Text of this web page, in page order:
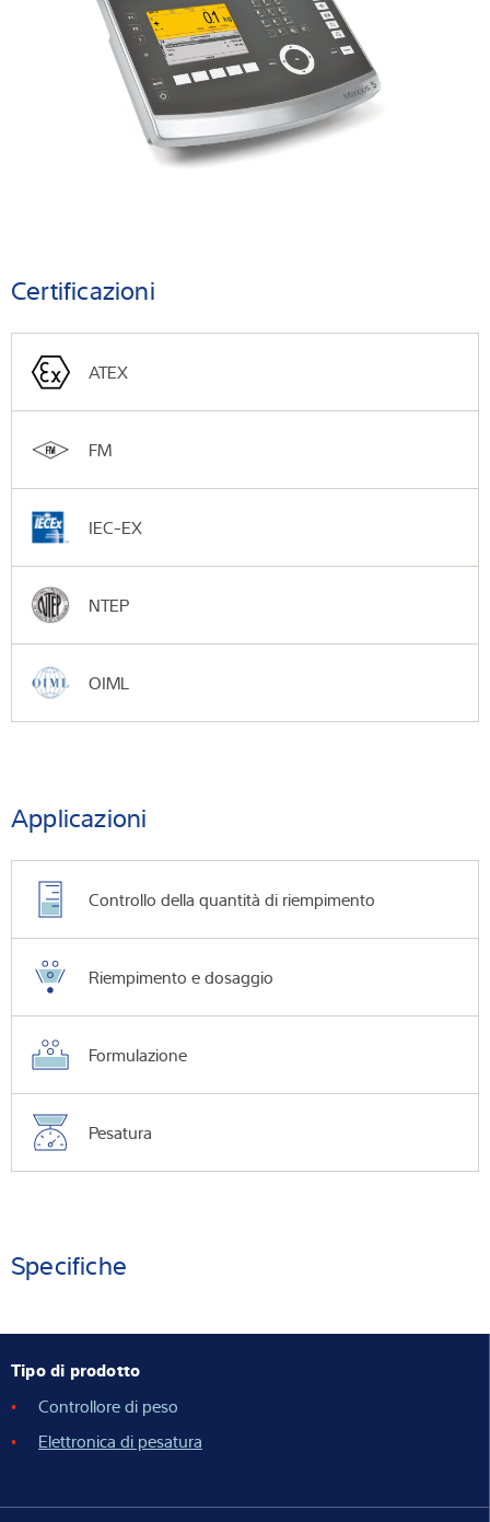
Certificazioni
ATEX
FM
IEC-EX
NTEP
OIML
Applicazioni
Controllo della quantità di riempimento
Riempimento e dosaggio
Formulazione
Pesatura
Specifiche
Tipo di prodotto
Controllore di peso
Elettronica di pesatura